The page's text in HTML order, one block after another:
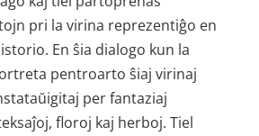
pri la virina reprezentiĝo en
En ŝia dialogo kun la
pentroarto ŝiaj virinaj
per fantaziaj
floroj kaj herboj. Tiel